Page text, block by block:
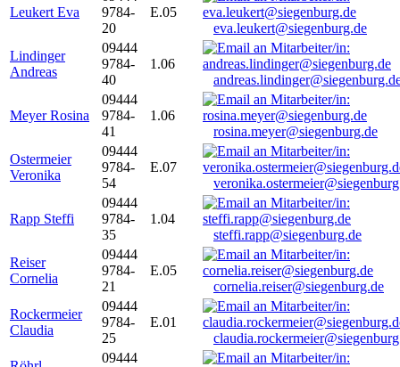
Leukert Eva
9784-
20
E.05
eva.leukert@siegenburg.de
Lindinger
Andreas
09444
9784-
40
1.06
Meyer Rosina
09444
9784-
41
1.06
rosina.meyer@siegenburg.de
Ostermeier
Veronika
09444
9784-
54
E.07
Rapp Steffi
09444
9784-
35
1.04
steffi.rapp@siegenburg.de
Reiser
Cornelia
09444
9784-
21
E.05
cornelia.reiser@siegenburg.de
Rockermeier
Claudia
09444
9784-
25
E.01
09444